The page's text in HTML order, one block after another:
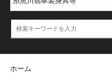
ホーム